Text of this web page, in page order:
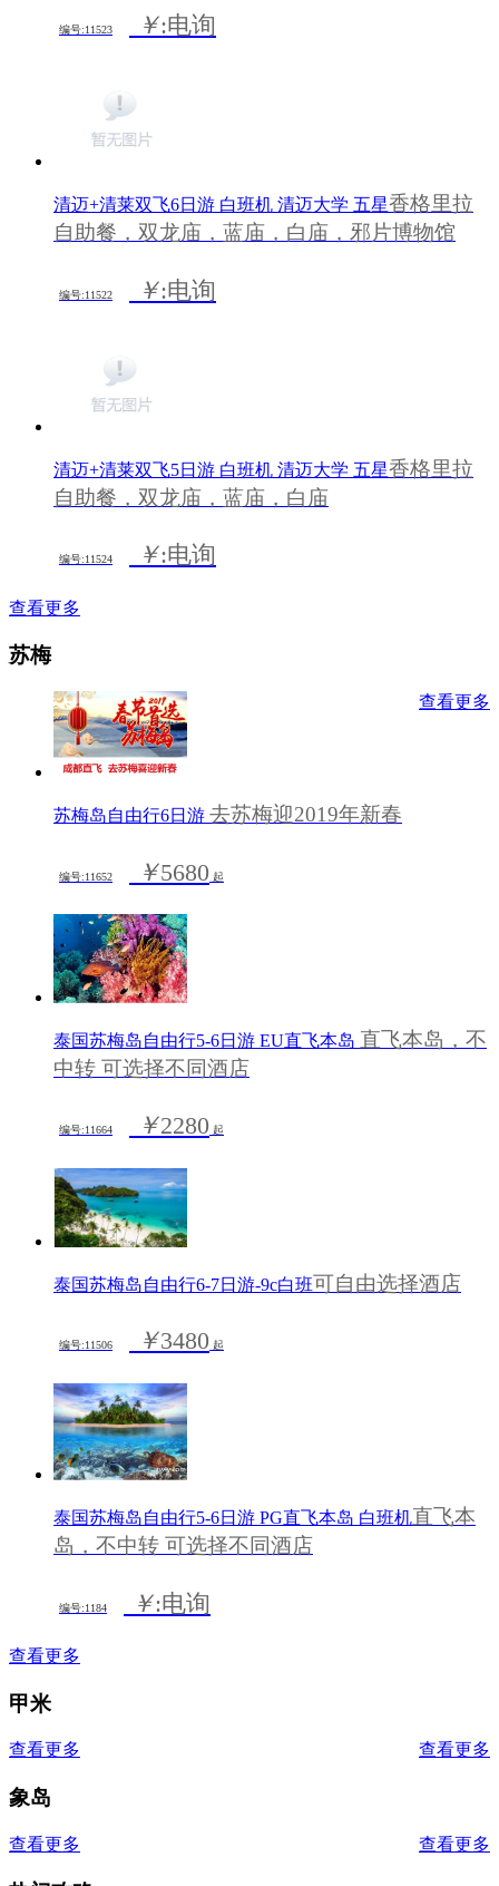
编号:11523 ￥:电询
清迈+清莱双飞6日游 白班机 清迈大学 五星香格里拉
自助餐，双龙庙，蓝庙，白庙，邪片博物馆
编号:11522 ￥:电询
清迈+清莱双飞5日游 白班机 清迈大学 五星香格里拉
自助餐，双龙庙，蓝庙，白庙
编号:11524 ￥:电询
查看更多
苏梅
查看更多
苏梅岛自由行6日游 去苏梅迎2019年新春
编号:11652 ￥5680 起
泰国苏梅岛自由行5-6日游 EU直飞本岛 直飞本岛，不
中转 可选择不同酒店
编号:11664 ￥2280 起
泰国苏梅岛自由行6-7日游-9c白班可自由选择酒店
编号:11506 ￥3480 起
泰国苏梅岛自由行5-6日游 PG直飞本岛 白班机直飞本
岛，不中转 可选择不同酒店
编号:1184 ￥:电询
查看更多
甲米
查看更多
查看更多
象岛
查看更多
查看更多